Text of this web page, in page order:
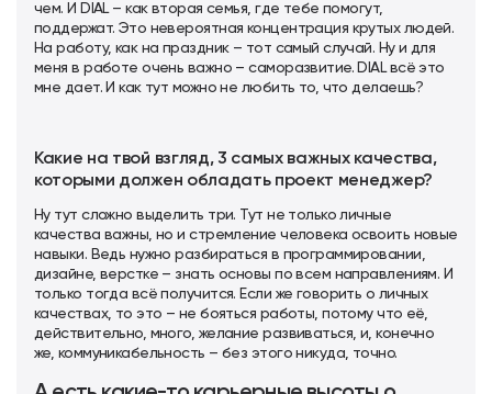
чем. И DIAL – как вторая семья, где тебе помогут,
поддержат. Это невероятная концентрация крутых людей.
На работу, как на праздник – тот самый случай. Ну и для
меня в работе очень важно – саморазвитие. DIAL всё это
мне дает. И как тут можно не любить то, что делаешь?
Какие на твой взгляд, 3 самых важных качества,
которыми должен обладать проект менеджер?
Ну тут сложно выделить три. Тут не только личные
качества важны, но и стремление человека освоить новые
навыки. Ведь нужно разбираться в программировании,
дизайне, верстке – знать основы по всем направлениям. И
только тогда всё получится. Если же говорить о личных
качествах, то это – не бояться работы, потому что её,
действительно, много, желание развиваться, и, конечно
же, коммуникабельность – без этого никуда, точно.